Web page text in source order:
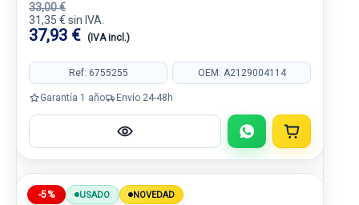
33,00 €
31,35 € sin IVA.
37,93 € (IVA incl.)
Ref: 6755255 OEM: A2129004114
Garantía 1 año Envío 24-48h
-5% USADO NOVEDAD